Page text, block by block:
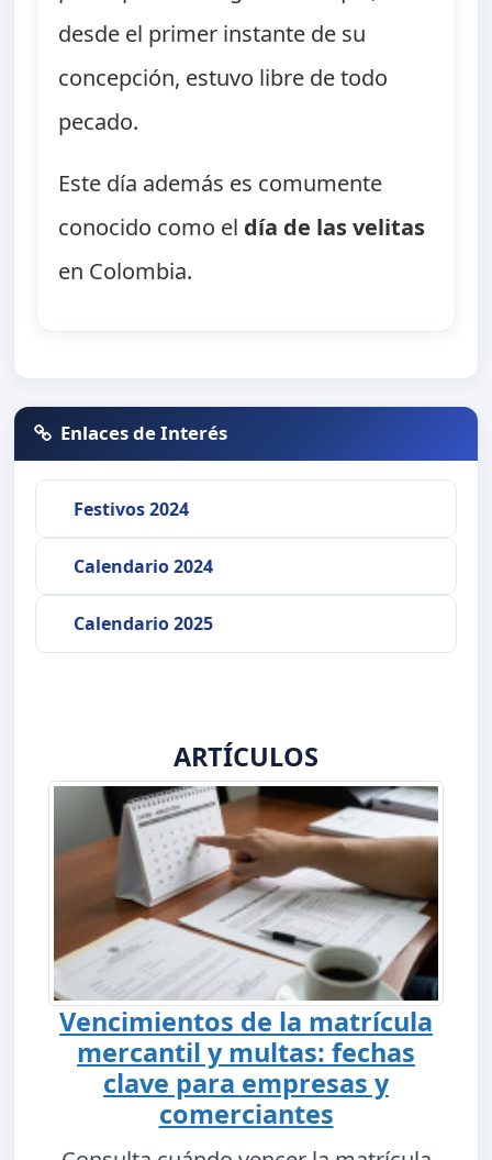
desde el primer instante de su
concepción, estuvo libre de todo
pecado.
Este día además es comumente
conocido como el día de las velitas
en Colombia.
Enlaces de Interés
Festivos 2024
Calendario 2024
Calendario 2025
ARTÍCULOS
Vencimientos de la matrícula
mercantil y multas: fechas
clave para empresas y
comerciantes